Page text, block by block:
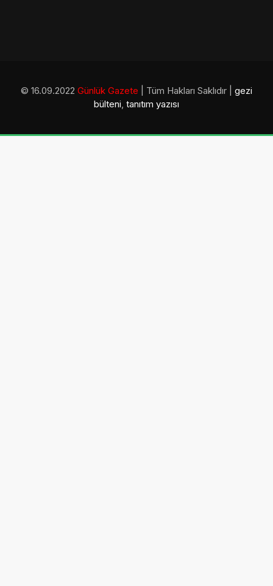
© 16.09.2022 Günlük Gazete | Tüm Hakları Saklıdır | gezi
bülteni, tanıtım yazısı